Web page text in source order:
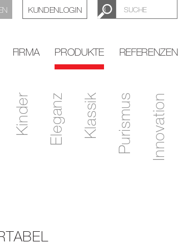
KUNDENLOGIN
FIRMA PRODUKTE REFERENZEN
Kinder Eleganz Klassik Purismus Innovation